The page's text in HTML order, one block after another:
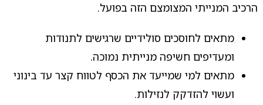
הרכיב המנייתי המצומצם הזה בפועל.
מתאים לחוסכים סולידיים שרגישים לתנודות
ומעדיפים חשיפה מנייתית נמוכה.
מתאים למי שמייעד את הכסף לטווח קצר עד בינוני
ועשוי להזדקק לנזילות.